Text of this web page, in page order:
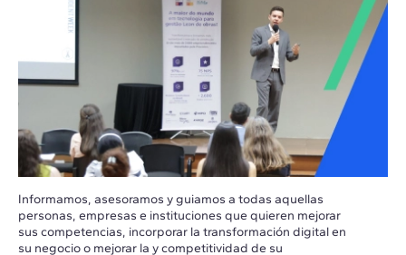
Informamos, asesoramos y guiamos a todas aquellas
personas, empresas e instituciones que quieren mejorar
sus competencias, incorporar la transformación digital en
su negocio o mejorar la y competitividad de su